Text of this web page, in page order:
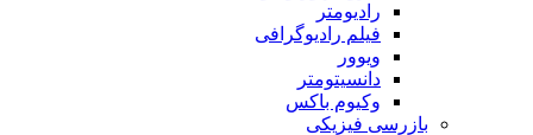
رادیومتر
فیلم رادیوگرافی
ویوور
دانسیتومتر
وکیوم باکس
بازرسی فیزیکی